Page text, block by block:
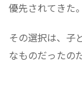
優先されてきた。
その選択は、子
なものだったの